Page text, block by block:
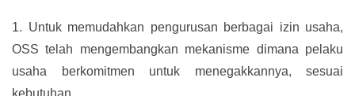
1. Untuk memudahkan pengurusan berbagai izin usaha,
OSS telah mengembangkan mekanisme dimana pelaku
usaha berkomitmen untuk menegakkannya, sesuai
kebutuhan.